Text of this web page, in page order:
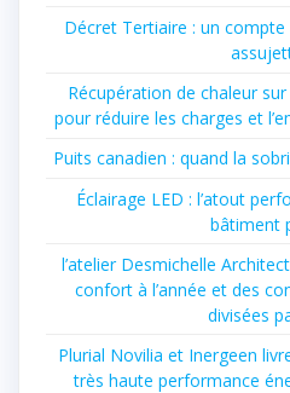
Décret Tertiaire : un
Récupération de chaleur
pour réduire les charges et
Puits canadien : quand la
Éclairage LED : l’atout
bâtiment
l’atelier Desmichelle
confort à l’année et des
divisées
Plurial Novilia et Inergeen
très haute performance